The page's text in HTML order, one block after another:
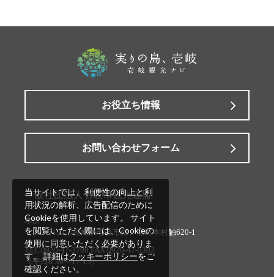
お役立ち情報
お問い合わせフォーム
一般社団法人壱岐市観光連盟
本所：
〒811-5133 長崎県壱岐市郷ノ浦町本村触620-1
TEL.0920-47-3700 FAX.0920-47-5302
（平日8:30～17:15）
当サイトでは、利便性の向上と利
用状況の解析、広告配信のために
Cookieを使用しています。 サイト
を閲覧いただく際には、Cookieの
使用に同意いただく必要がありま
す。 詳細はクッキーポリシーをご
確認ください。